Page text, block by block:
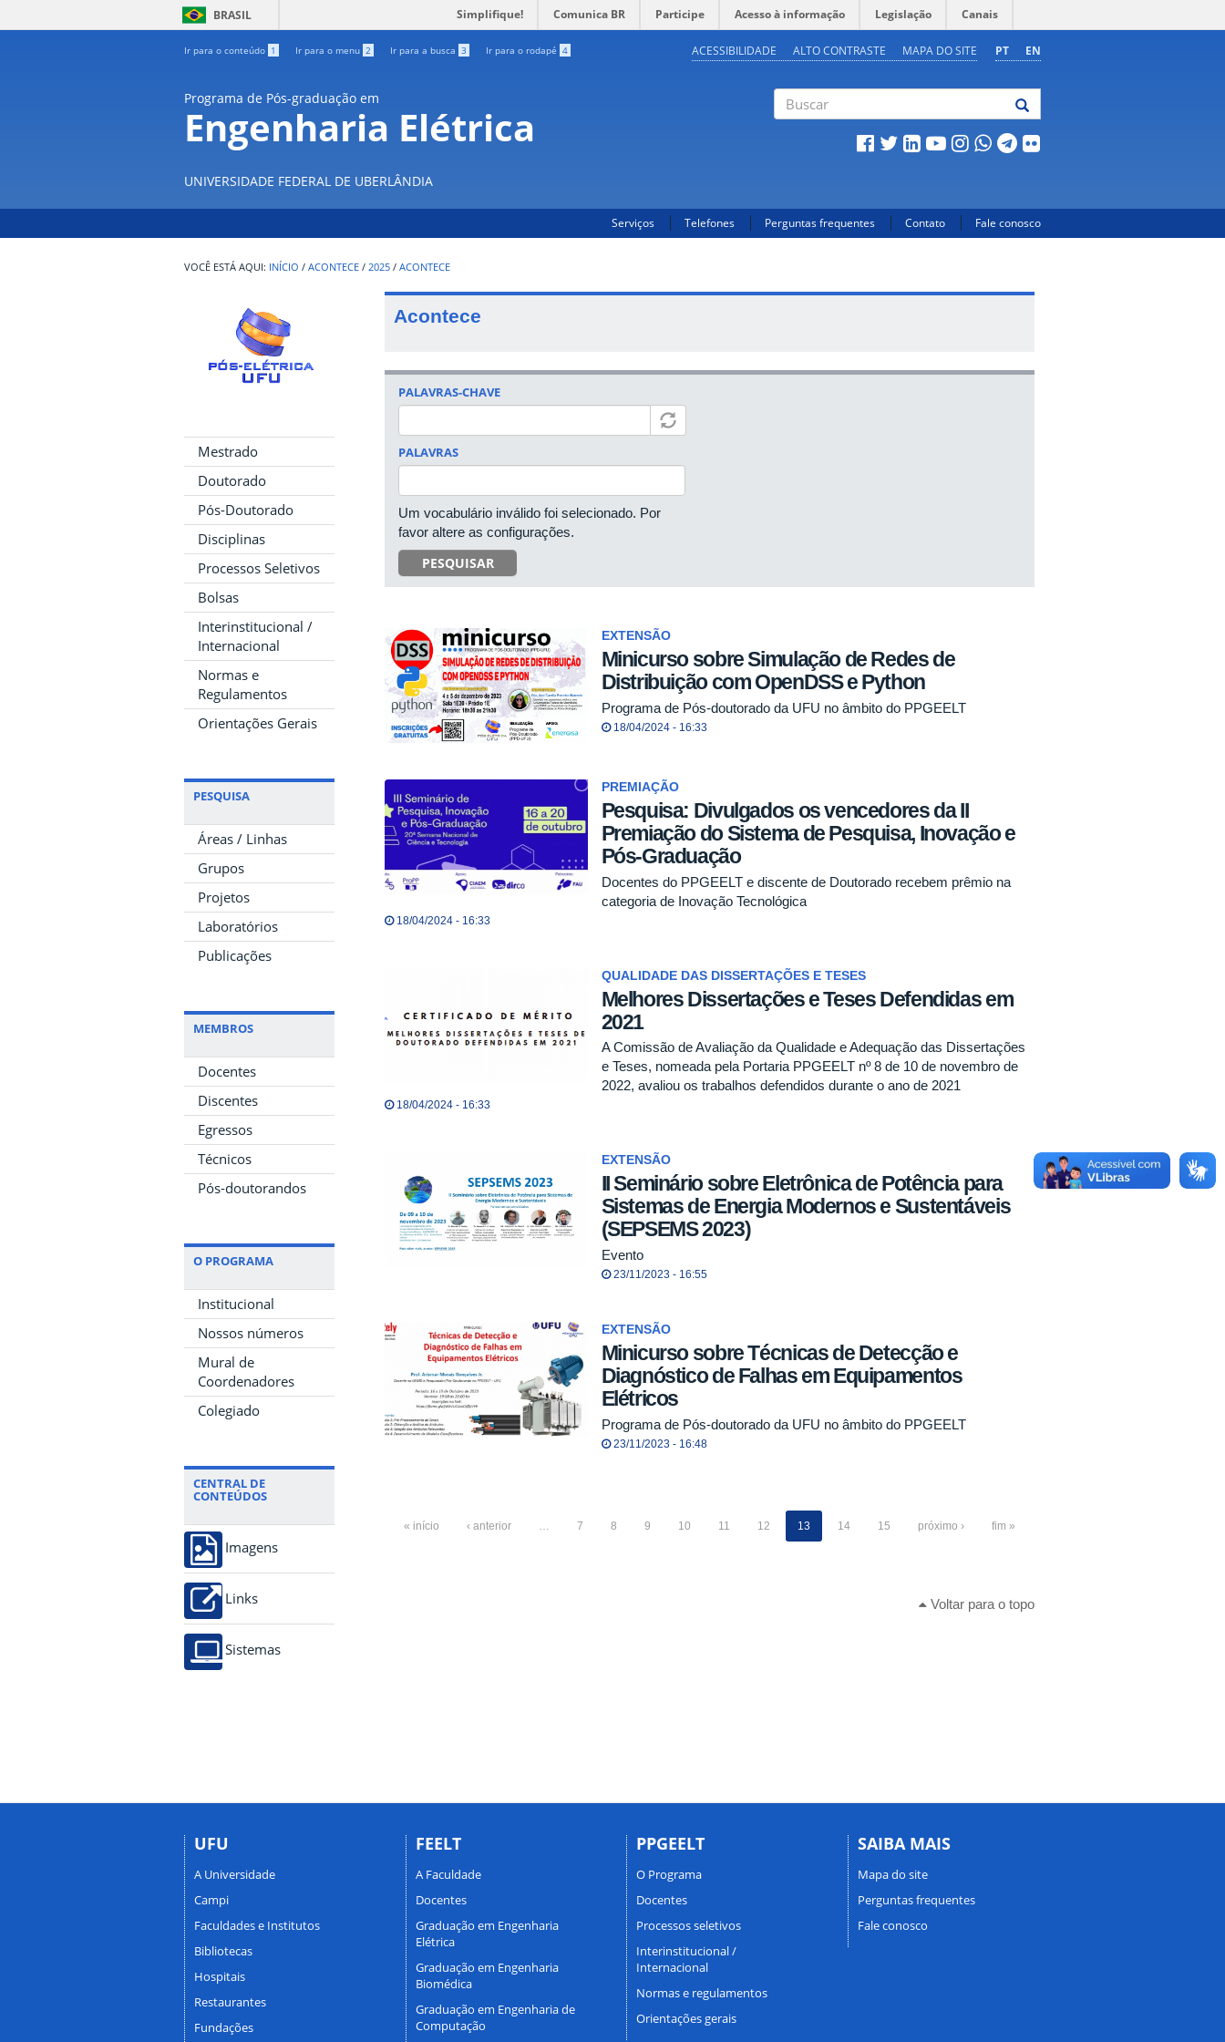
BRASIL Simplifique! Comunica BR Participe Acesso à informação Legislação Canais
Ir para o conteúdo 1 Ir para o menu 2 Ir para a busca 3 Ir para o rodapé 4 PT EN
ACESSIBILIDADE ALTO CONTRASTE MAPA DO SITE
Programa de Pós-graduação em
Engenharia Elétrica
UNIVERSIDADE FEDERAL DE UBERLÂNDIA
Serviços Telefones Perguntas frequentes Contato Fale conosco
INÍCIO / ACONTECE / 2025 / ACONTECE
Mestrado
Doutorado
Pós-Doutorado
Disciplinas
Processos Seletivos
Bolsas
Interinstitucional /
Internacional
Normas e
Regulamentos
Orientações Gerais
PESQUISA
Áreas / Linhas
Grupos
Projetos
Laboratórios
Publicações
MEMBROS
Docentes
Discentes
Egressos
Técnicos
Pós-doutorandos
O PROGRAMA
Institucional
Nossos números
Mural de
Coordenadores
Colegiado
CENTRAL DE
CONTEÚDOS
Imagens
Links
Sistemas
Acontece
PALAVRAS-CHAVE
PALAVRAS
Um vocabulário inválido foi selecionado. Por
favor altere as configurações.
PESQUISAR
EXTENSÃO
Minicurso sobre Simulação de Redes de
Distribuição com OpenDSS e Python
Programa de Pós-doutorado da UFU no âmbito do PPGEELT
18/04/2024 - 16:33
PREMIAÇÃO
Pesquisa: Divulgados os vencedores da II
Premiação do Sistema de Pesquisa, Inovação e
Pós-Graduação
Docentes do PPGEELT e discente de Doutorado recebem prêmio na
categoria de Inovação Tecnológica
18/04/2024 - 16:33
QUALIDADE DAS DISSERTAÇÕES E TESES
Melhores Dissertações e Teses Defendidas em
2021
A Comissão de Avaliação da Qualidade e Adequação das Dissertações
e Teses, nomeada pela Portaria PPGEELT nº 8 de 10 de novembro de
2022, avaliou os trabalhos defendidos durante o ano de 2021
18/04/2024 - 16:33
EXTENSÃO
II Seminário sobre Eletrônica de Potência para
Sistemas de Energia Modernos e Sustentáveis
(SEPSEMS 2023)
Evento
23/11/2023 - 16:55
EXTENSÃO
Minicurso sobre Técnicas de Detecção e
Diagnóstico de Falhas em Equipamentos
Elétricos
Programa de Pós-doutorado da UFU no âmbito do PPGEELT
23/11/2023 - 16:48
« início ‹ anterior 7 8 9 10 11 12 13 14 15 próximo › fim »
Voltar para o topo
UFU
A Universidade
Campi
Faculdades e Institutos
Bibliotecas
Hospitais
Restaurantes
Fundações
FEELT
A Faculdade
Docentes
Graduação em Engenharia
Elétrica
Graduação em Engenharia
Biomédica
Graduação em Engenharia de
Computação
PPGEELT
O Programa
Docentes
Processos seletivos
Interinstitucional /
Internacional
Normas e regulamentos
Orientações gerais
SAIBA MAIS
Mapa do site
Perguntas frequentes
Fale conosco